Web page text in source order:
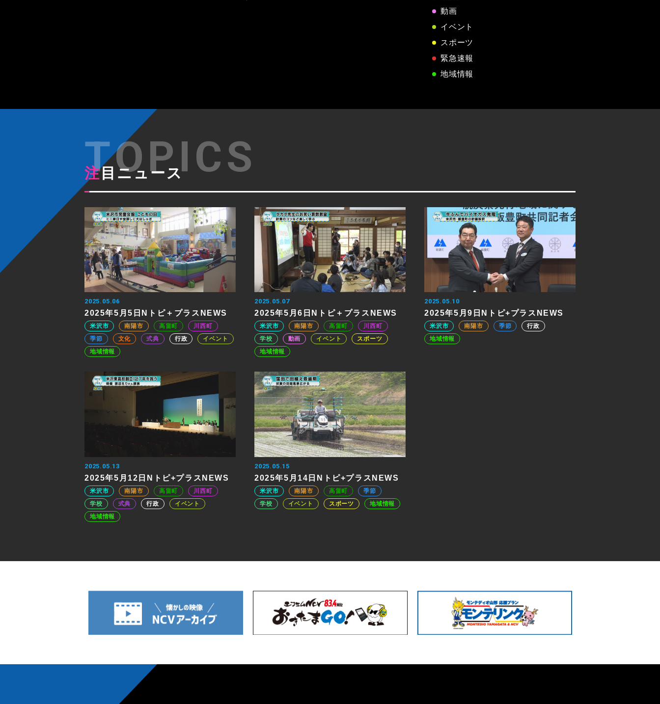
動画
イベント
スポーツ
緊急速報
地域情報
注目ニュース
2025.05.06
2025年5月5日Nトピ＋プラスNEWS
米沢市 南陽市 高畠町
川西町
季節
文化 式典 行政
イベント
地域情報
2025.05.07
2025年5月6日Nトピ＋プラスNEWS
米沢市 南陽市 高畠町
川西町
学校
動画 イベント
スポーツ
地域情報
2025.05.10
2025年5月9日Nトピ+プラスNEWS
米沢市 南陽市 季節
行政
地域情報
2025.05.13
2025年5月12日Nトピ+プラスNEWS
米沢市 南陽市 高畠町
川西町
学校
式典 行政
イベント
地域情報
2025.05.15
2025年5月14日Nトピ+プラスNEWS
米沢市 南陽市 高畠町
季節
学校
イベント スポーツ 地域情報